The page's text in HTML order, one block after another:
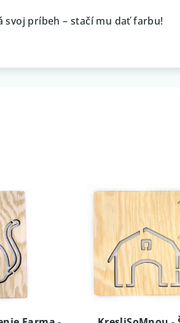
svoj príbeh – stačí mu dať farbu!